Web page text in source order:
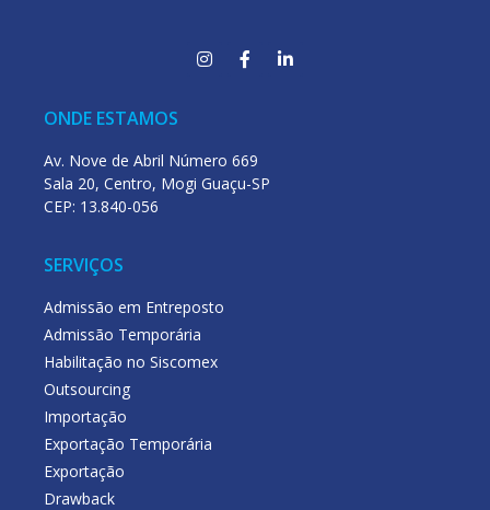
ONDE ESTAMOS
Av. Nove de Abril Número 669
Sala 20, Centro, Mogi Guaçu-SP
CEP: 13.840-056
SERVIÇOS
Admissão em Entreposto
Admissão Temporária
Habilitação no Siscomex
Outsourcing
Importação
Exportação Temporária
Exportação
Drawback